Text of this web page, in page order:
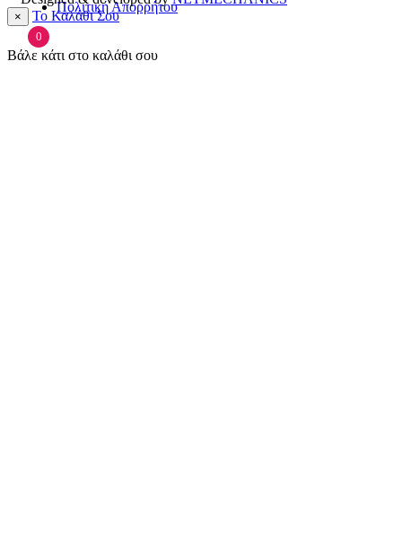
Πολιτική Απορρήτου
× Το Καλάθι Σου
0
Βάλε κάτι στο καλάθι σου